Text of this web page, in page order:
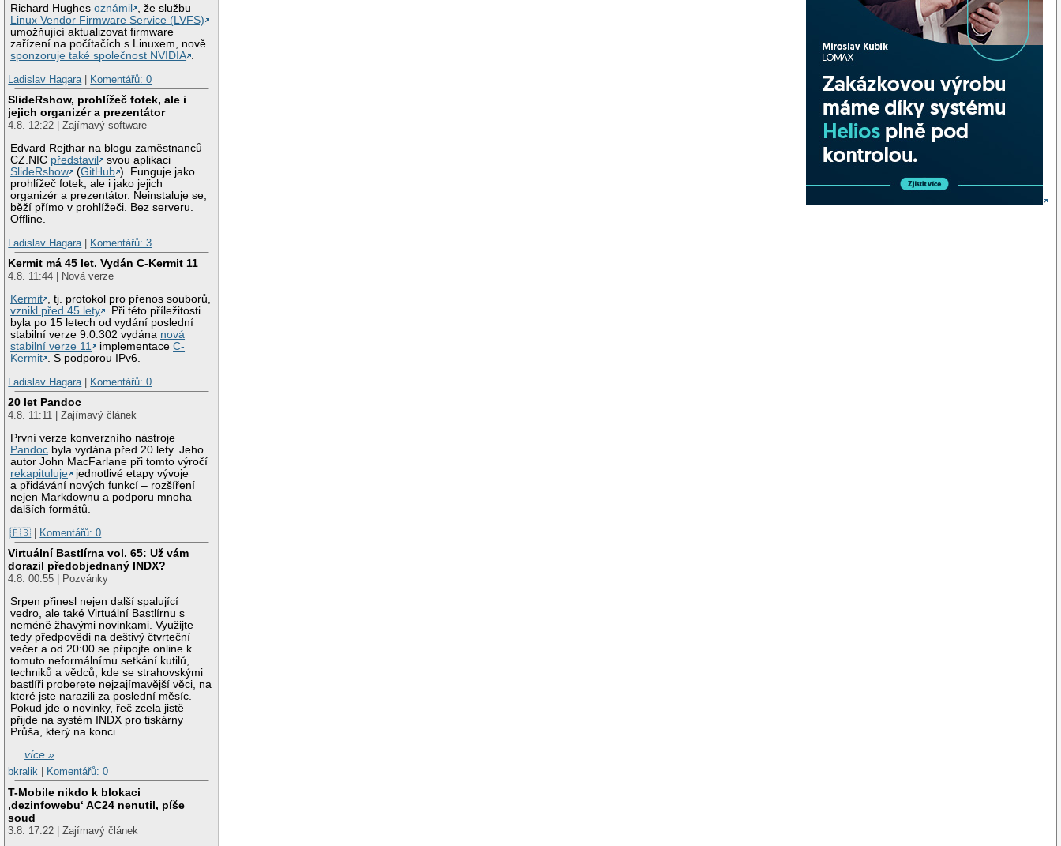
Richard Hughesoznámil
, že službu
Linux Vendor Firmware Service (LVFS)
umožňující aktualizovat firmware
zařízení na počítačích s Linuxem, nově
sponzoruje také společnost NVIDIA .
Ladislav Hagara | Komentářů: 0
SlideRshow, prohlížeč fotek, ale i
jejich organizér a prezentátor
4.8. 12:22 | Zajímavý software
Edvard Rejthar na blogu zaměstnanců
CZ.NIC představil
svou aplikaci
SlideRshow
(GitHub ). Funguje jako
prohlížeč fotek, ale i jako jejich
organizér a prezentátor. Neinstaluje se,
běží přímo v prohlížeči. Bez serveru.
Offline.
Ladislav Hagara | Komentářů: 3
Kermit má 45 let. Vydán C-Kermit 11
4.8. 11:44 | Nová verze
Kermit , tj. protokol pro přenos souborů,
vznikl před 45 lety . Při této příležitosti
byla po 15 letech od vydání poslední
stabilní verze 9.0.302 vydána nová
stabilní verze 11
implementaceC-
Kermit . S podporou IPv6.
Ladislav Hagara | Komentářů: 0
20 let Pandoc
4.8. 11:11 | Zajímavý článek
První verze konverzního nástroje
Pandoc byla vydána před 20 lety. Jeho
autor John MacFarlane při tomto výročí
rekapituluje
jednotlivé etapy vývoje
a přidávání nových funkcí – rozšíření
nejen Markdownu a podporu mnoha
dalších formátů.
|🇵🇸 | Komentářů: 0
Virtuální Bastlírna vol. 65: Už vám
dorazil předobjednaný INDX?
4.8. 00:55 | Pozvánky
Srpen přinesl nejen další spalující
vedro, ale také Virtuální Bastlírnu s
neméně žhavými novinkami. Využijte
tedy předpovědi na deštivý čtvrteční
večer a od 20:00 se připojte online k
tomuto neformálnímu setkání kutilů,
techniků a vědců, kde se strahovskými
bastlíři proberete nejzajímavější věci, na
které jste narazili za poslední měsíc.
Pokud jde o novinky, řeč zcela jistě
přijde na systém INDX pro tiskárny
Průša, který na konci
…více »
bkralik
Komentářů: 0
T-Mobile nikdo k blokaci
‚dezinfowebu‘ AC24 nenutil, píše
soud
3.8. 17:22 | Zajímavý článek